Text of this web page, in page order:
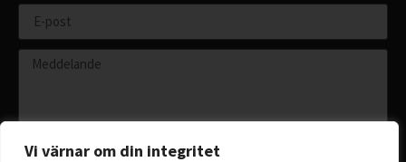
Vi värnar om din integritet